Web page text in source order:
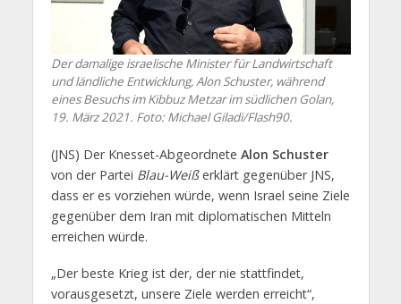
Der damalige israelische Minister für Landwirtschaft
und ländliche Entwicklung, Alon Schuster, während
eines Besuchs im Kibbuz Metzar im südlichen Golan,
19. März 2021. Foto: Michael Giladi/Flash90.
(JNS) Der Knesset-Abgeordnete Alon Schuster
von der Partei Blau-Weißerklärt gegenüber JNS,
dass er es vorziehen würde, wenn Israel seine Ziele
gegenüber dem Iran mit diplomatischen Mitteln
erreichen würde.
„Der beste Krieg ist der, der nie stattfindet,
vorausgesetzt, unsere Ziele werden erreicht“,